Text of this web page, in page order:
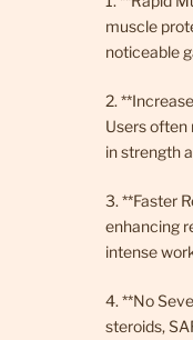
muscle
noticeable
2.
Users
in strength
3. **Faster
enhancing
intense
4. **No
steroids,